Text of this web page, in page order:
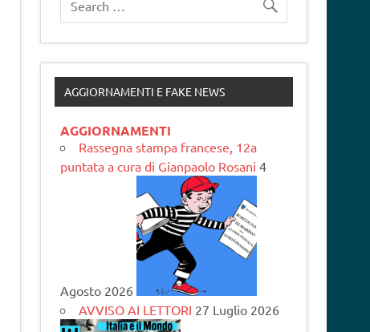
AGGIORNAMENTI E FAKE NEWS
AGGIORNAMENTI
Rassegna stampa francese, 12a
puntata a cura di Gianpaolo Rosani 4
Agosto 2026
AVVISO AI LETTORI 27 Luglio 2026